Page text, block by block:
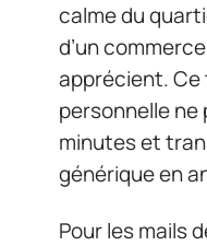
calme du
d’un
apprécient.
personnelle ne
minutes et
générique en
Pour les mails